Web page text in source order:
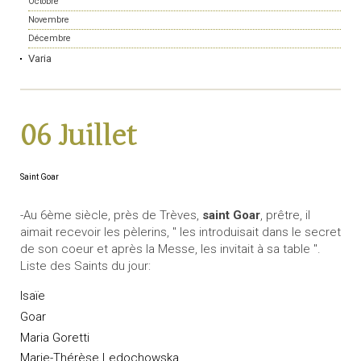
Novembre
Décembre
Varia
06 Juillet
Saint Goar
-Au 6ème siècle, près de Trèves, saint Goar, prêtre, il
aimait recevoir les pèlerins, " les introduisait dans le secret
de son coeur et après la Messe, les invitait à sa table ".
Liste des Saints du jour:
Isaïe
Goar
Maria Goretti
Marie-Thérèse Ledochowska